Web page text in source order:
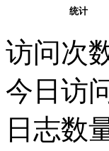
统计
访问次
今日访
日志数